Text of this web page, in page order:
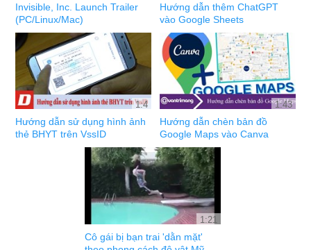
Invisible, Inc. Launch Trailer
(PC/Linux/Mac)
Hướng dẫn thêm ChatGPT
vào Google Sheets
1:4
Hướng dẫn sử dụng hình ảnh
thẻ BHYT trên VssID
1:43
Hướng dẫn chèn bản đồ
Google Maps vào Canva
1:21
Cô gái bị bạn trai 'dằn mặt'